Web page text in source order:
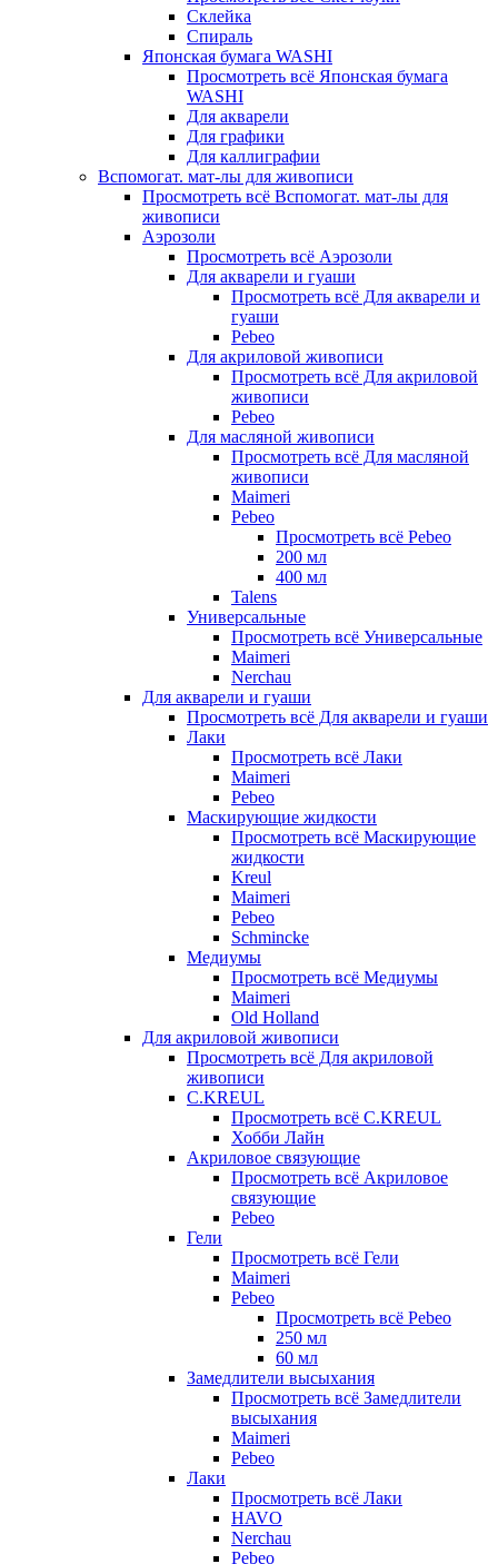
Склейка
Спираль
Японская бумага WASHI
Просмотреть всё Японская бумага
WASHI
Для акварели
Для графики
Для каллиграфии
Вспомогат. мат-лы для живописи
Просмотреть всё Вспомогат. мат-лы для
живописи
Аэрозоли
Просмотреть всё Аэрозоли
Для акварели и гуаши
Просмотреть всё Для акварели и
гуаши
Pebeo
Для акриловой живописи
Просмотреть всё Для акриловой
живописи
Pebeo
Для масляной живописи
Просмотреть всё Для масляной
живописи
Maimeri
Pebeo
Просмотреть всё Pebeo
200 мл
400 мл
Talens
Универсальные
Просмотреть всё Универсальные
Maimeri
Nerchau
Для акварели и гуаши
Просмотреть всё Для акварели и гуаши
Лаки
Просмотреть всё Лаки
Maimeri
Pebeo
Маскирующие жидкости
Просмотреть всё Маскирующие
жидкости
Kreul
Maimeri
Pebeo
Schmincke
Медиумы
Просмотреть всё Медиумы
Maimeri
Old Holland
Для акриловой живописи
Просмотреть всё Для акриловой
живописи
C.KREUL
Просмотреть всё C.KREUL
Хобби Лайн
Акриловое связующие
Просмотреть всё Акриловое
связующие
Pebeo
Гели
Просмотреть всё Гели
Maimeri
Pebeo
Просмотреть всё Pebeo
250 мл
60 мл
Замедлители высыхания
Просмотреть всё Замедлители
высыхания
Maimeri
Pebeo
Лаки
Просмотреть всё Лаки
HAVO
Nerchau
Pebeo